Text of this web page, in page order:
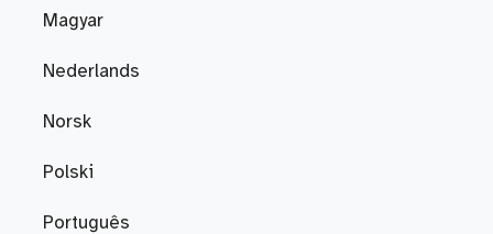
Magyar
Nederlands
Norsk
Polski
Português